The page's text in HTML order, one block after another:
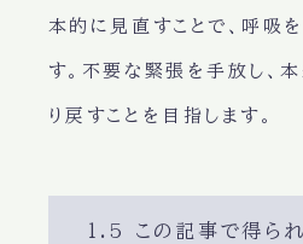
本的に見直すことで、呼吸
す。 不要な緊張を手放し 、
り戻すことを目指します。
1.5 この記事で得られ